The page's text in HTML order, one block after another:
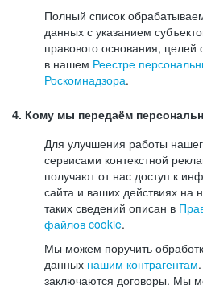
Полный список
данных с указанием
правового основания, целей
в нашем Реестре
Роскомнадзора.
4. Кому мы передаём
Для улучшения работы
сервисами контекстной
получают от нас доступ к
сайта и ваших действиях на
таких сведений описан в
файлов cookie.
Мы можем поручить
данных нашим контрагентам
заключаются договоры. Мы